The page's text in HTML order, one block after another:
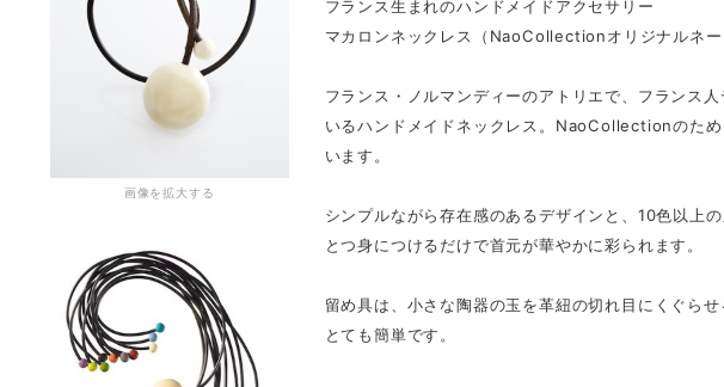
画像を拡大する
フランス生まれのハンドメイドアクセサリー
マカロンネックレス（NaoCollectionオリジナルネー
フランス・ノルマンディーのアトリエで、フランス
いるハンドメイドネックレス。NaoCollectionのた
います。
シンプルながら存在感のあるデザインと、10色以上
とつ身につけるだけで首元が華やかに彩られます。
留め具は、小さな陶器の玉を革紐の切れ目にくぐら
とても簡単です。